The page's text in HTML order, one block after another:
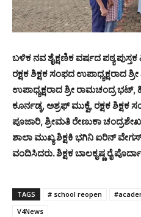
ಬಳಿಕ ನವ ಶೈಕ್ಷಣಿಕ ವರ್ಷದ ಪಠ್ಯ
ರಕ್ಷಕ ಶಿಕ್ಷಕ ಸಂಫದ ಉಪಾಧ್ಯಕ್ಷರಾದ
ಉಪಾಧ್ಯಕ್ಷರಾದ ಶ್ರೀ ರಾಮಚಂದ್ರ
ಕೂರ್ನಡ್ಕ, ಅಶ್ರಫ್ ಮುಕ್ವೆ, ರಕ್ಷಕ ಶಿಕ್ಷಕ
ಪೂಜಾರಿ, ಶ್ರೀಮತಿ ರೇಣುಕಾ
ಶಾಲಾ ಮುಖ್ಯ ಶಿಕ್ಷಕಿ ಭಗಿನಿ ಐರಿನ್ ವೇಗಸ್
ವಂದಿಸಿದರು. ಶಿಕ್ಷಕ ಬಾಲಕೃಷ್ಣ ರೈ
TAGS # school reopen
V4News